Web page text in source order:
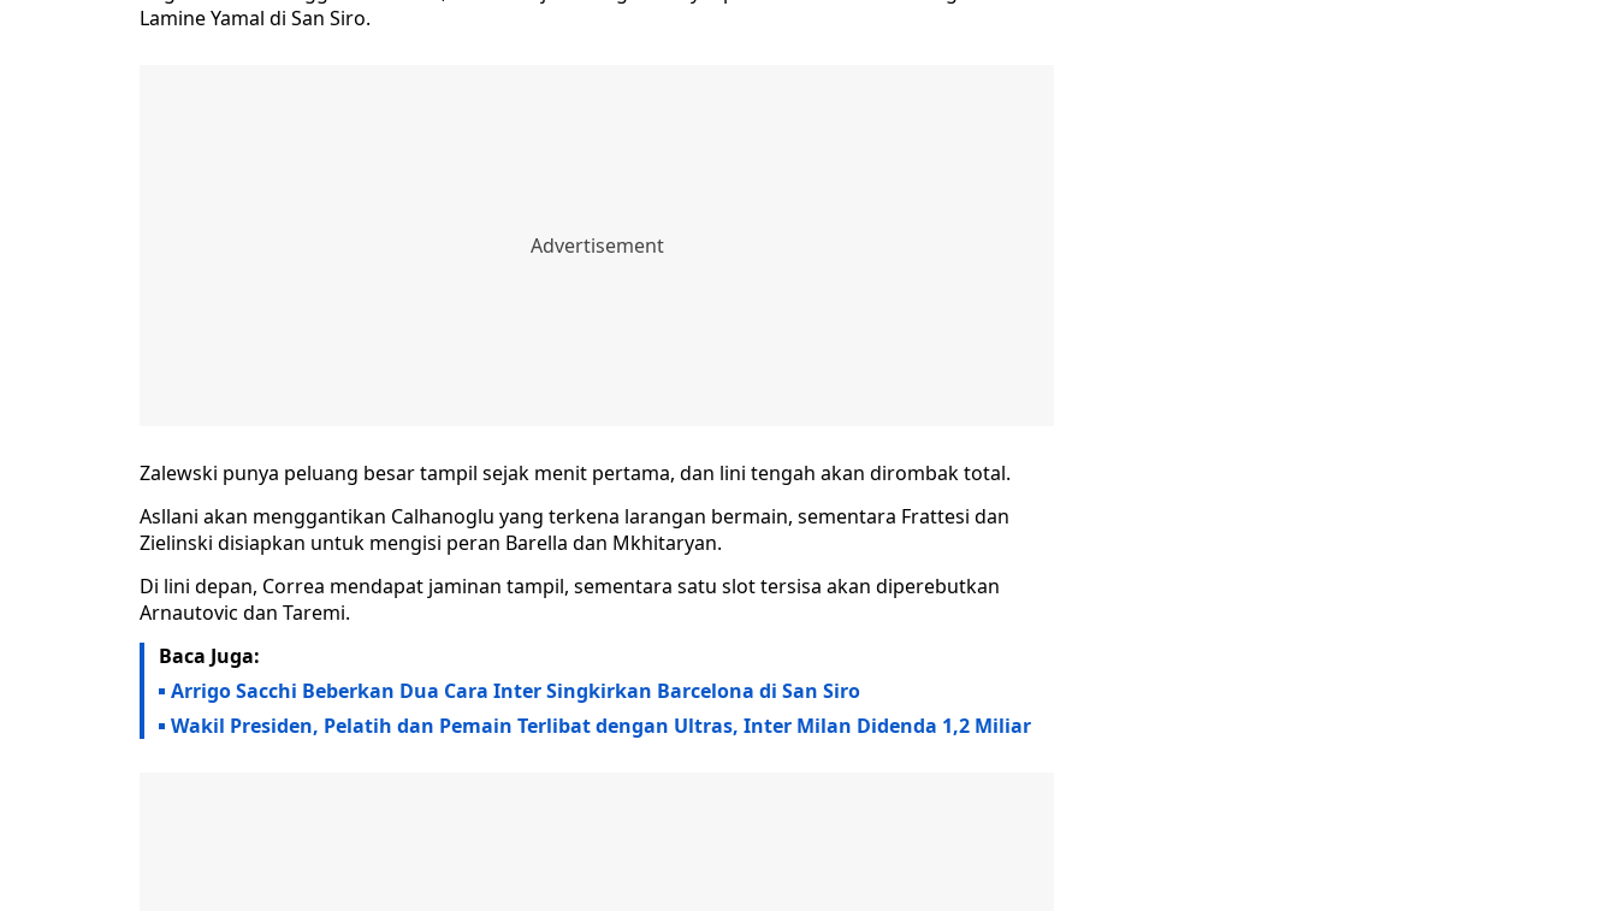
Lamine Yamal di San Siro.
Zalewski punya peluang besar tampil sejak menit pertama, dan lini tengah akan dirombak total.
Asllani akan menggantikan Calhanoglu yang terkena larangan bermain, sementara Frattesi dan
Zielinski disiapkan untuk mengisi peran Barella dan Mkhitaryan.
Di lini depan, Correa mendapat jaminan tampil, sementara satu slot tersisa akan diperebutkan
Arnautovic dan Taremi.
Baca Juga:
Arrigo Sacchi Beberkan Dua Cara Inter Singkirkan Barcelona di San Siro
Wakil Presiden, Pelatih dan Pemain Terlibat dengan Ultras, Inter Milan Didenda 1,2 Miliar